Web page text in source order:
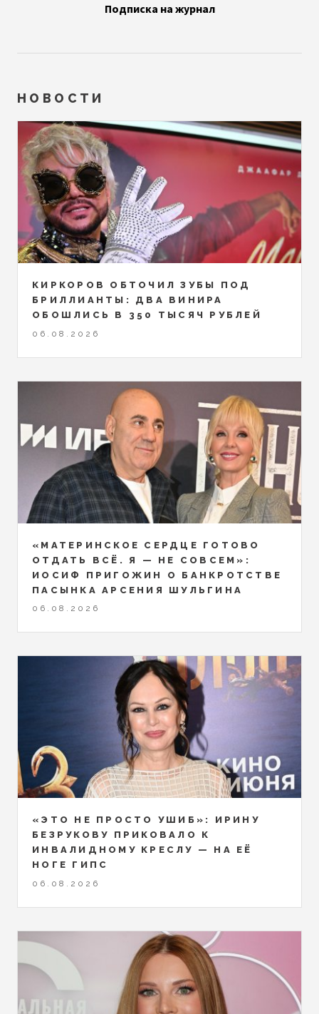
Подписка на журнал
НОВОСТИ
КИРКОРОВ ОБТОЧИЛ ЗУБЫ ПОД
БРИЛЛИАНТЫ: ДВА ВИНИРА
ОБОШЛИСЬ В 350 ТЫСЯЧ РУБЛЕЙ
06.08.2026
«МАТЕРИНСКОЕ СЕРДЦЕ ГОТОВО
ОТДАТЬ ВСЁ. Я — НЕ СОВСЕМ»:
ИОСИФ ПРИГОЖИН О БАНКРОТСТВЕ
ПАСЫНКА АРСЕНИЯ ШУЛЬГИНА
06.08.2026
«ЭТО НЕ ПРОСТО УШИБ»: ИРИНУ
БЕЗРУКОВУ ПРИКОВАЛО К
ИНВАЛИДНОМУ КРЕСЛУ — НА ЕЁ
НОГЕ ГИПС
06.08.2026